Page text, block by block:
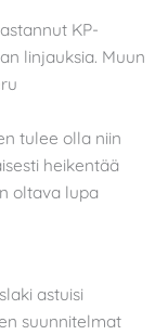
KP-
linjauksia. Muun
tulee olla niin
heikentää
oltava lupa
astuisi
suunnitelmat